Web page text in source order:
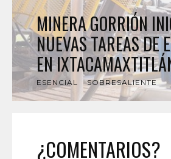
MINERA GORRIÓN
NUEVAS TAREAS DE
EN
ESENCIAL SOBRESALIENTE
¿COMENTARIOS?